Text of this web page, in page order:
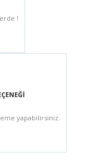
!
yapabilirsiniz.